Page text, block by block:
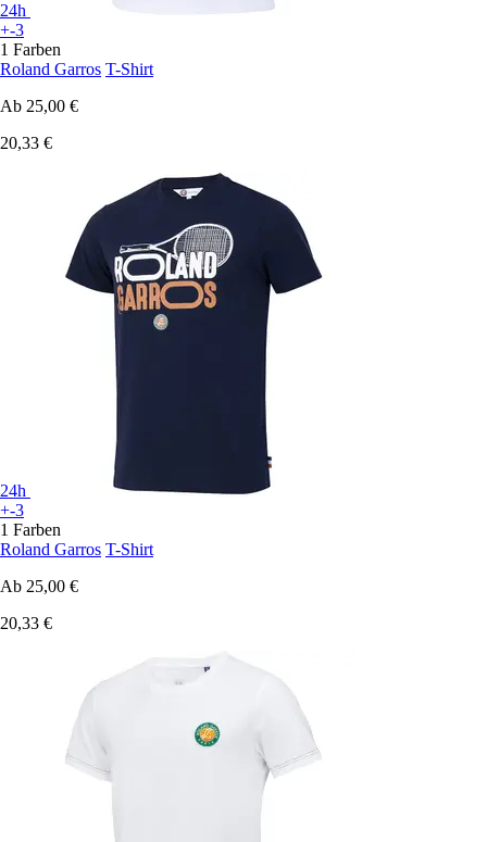
24h
+-3
1 Farben
Roland Garros T-Shirt
Ab 25,00 €
20,33 €
24h
+-3
1 Farben
Roland Garros T-Shirt
Ab 25,00 €
20,33 €